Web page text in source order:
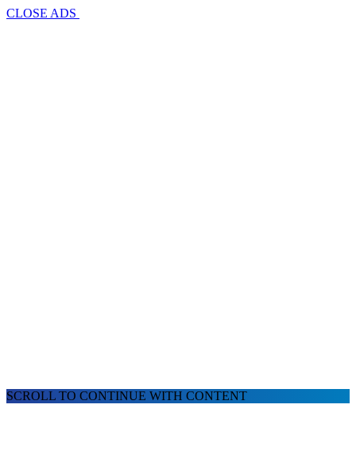
CLOSE ADS
SCROLL TO CONTINUE WITH CONTENT